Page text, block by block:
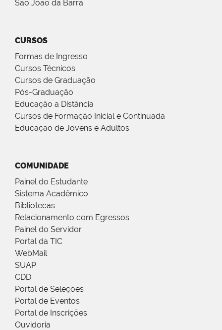
São João da Barra
CURSOS
Formas de Ingresso
Cursos Técnicos
Cursos de Graduação
Pós-Graduação
Educação a Distância
Cursos de Formação Inicial e Continuada
Educação de Jovens e Adultos
COMUNIDADE
Painel do Estudante
Sistema Acadêmico
Bibliotecas
Relacionamento com Egressos
Painel do Servidor
Portal da TIC
WebMail
SUAP
CDD
Portal de Seleções
Portal de Eventos
Portal de Inscrições
Ouvidoria